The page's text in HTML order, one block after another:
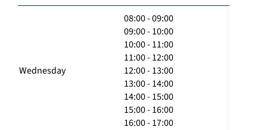
Wednesday
08:00 - 09:00
09:00 - 10:00
10:00 - 11:00
11:00 - 12:00
12:00 - 13:00
13:00 - 14:00
14:00 - 15:00
15:00 - 16:00
16:00 - 17:00